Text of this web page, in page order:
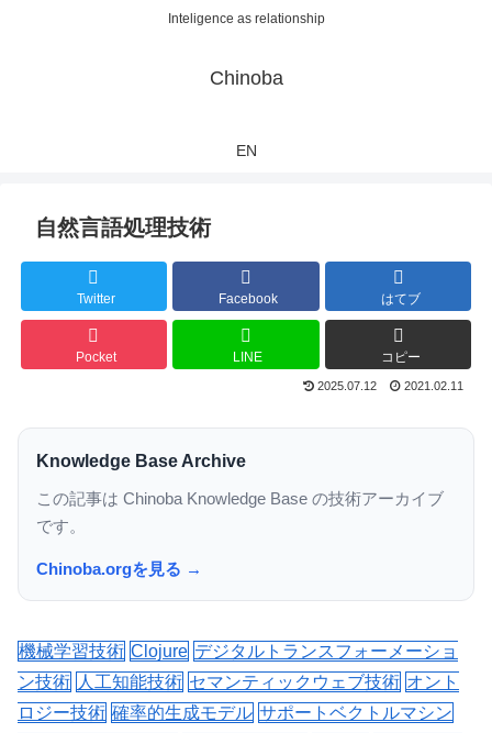
Inteligence as relationship
Chinoba
EN
自然言語処理技術
Twitter Facebook はてブ
Pocket LINE コピー
2025.07.12 2021.02.11
Knowledge Base Archive
この記事は Chinoba Knowledge Base の技術アーカイブ
です。
Chinoba.orgを見る →
機械学習技術 Clojure デジタルトランスフォーメーショ
ン技術 人工知能技術 セマンティックウェブ技術 オント
ロジー技術 確率的生成モデル サポートベクトルマシン